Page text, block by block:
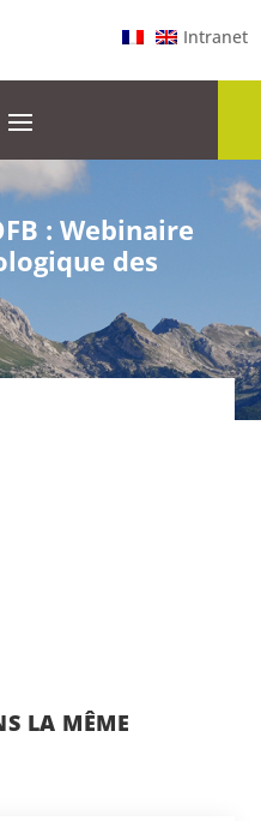
Intranet
: Webinaire
des
LA MÊME